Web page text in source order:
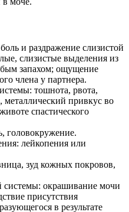
и раздражение слизистой
слизистые выделения из
запахом; ощущение
члена у партнера.
тошнота, рвота,
привкус во
спастического
головокружение.
лейкопения или
зуд кожных покровов,
системы: окрашивание мочи
присутствия
в результате